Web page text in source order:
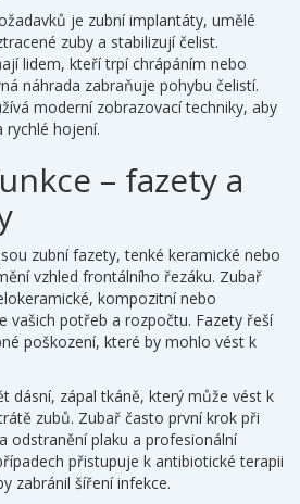
je zubní implantáty, umělé
zuby a stabilizují čelist.
lidem, kteří trpí chrápáním nebo
náhrada zabraňuje pohybu čelistí.
moderní zobrazovací techniky, aby
rychlé hojení.
– fazety a
zubní fazety,tenké keramické nebo
vzhled frontálního řezáku. Zubař
kompozitní nebo
vašich potřeb a rozpočtu. Fazety řeší
poškození, které by mohlo vést k
dásní, zápal tkáně, který může vést k
zubů. Zubař často první krok při
odstranění plaku a profesionální
přistupuje k antibiotické terapii
zabránil šíření infekce.